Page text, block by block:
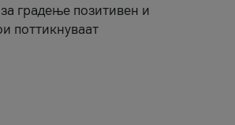
градење позитивен и
поттикнуваат